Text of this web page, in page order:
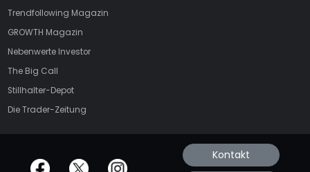
Trendfollowing Magazin
GROWTH Magazin
Nebenwerte Investor
The Big Call
Stillhalter-Depot
Die Trader-Zeitung
offizielle Social Media-Accounts Kontakt